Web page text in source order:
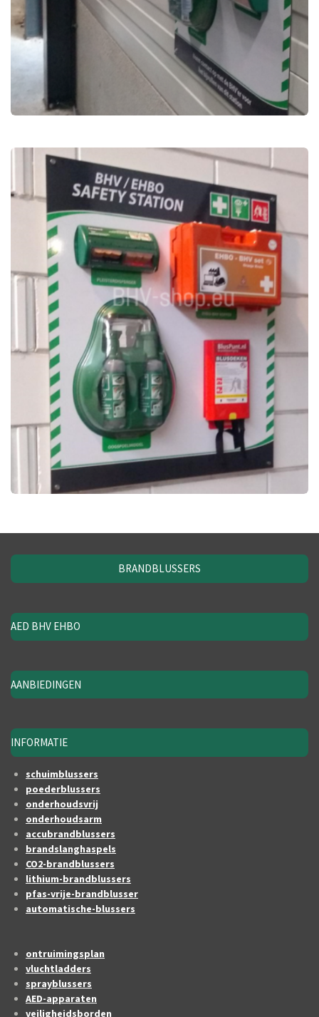
BRANDBLUSSERS
AED BHV EHBO
AANBIEDINGEN
INFORMATIE
schuimblussers
poederblussers
onderhoudsvrij
onderhoudsarm
accubrandblussers
brandslanghaspels
CO2-brandblussers
lithium-brandblussers
pfas-vrije-brandblusser
automatische-blussers
ontruimingsplan
vluchtladders
sprayblussers
AED-apparaten
veiligheidsborden